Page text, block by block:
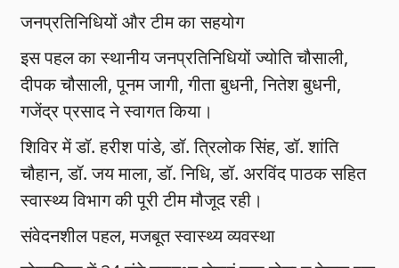
जनप्रतिनिधियों और टीम का सहयोग
इस पहल का स्थानीय जनप्रतिनिधियों ज्योति चौसाली,
दीपक चौसाली, पूनम जागी, गीता बुधनी, नितेश बुधनी,
गजेंद्र प्रसाद ने स्वागत किया।
शिविर में डॉ. हरीश पांडे, डॉ. त्रिलोक सिंह, डॉ. शांति
चौहान, डॉ. जय माला, डॉ. निधि, डॉ. अरविंद पाठक सहित
स्वास्थ्य विभाग की पूरी टीम मौजूद रही।
संवेदनशील पहल, मजबूत स्वास्थ्य व्यवस्था